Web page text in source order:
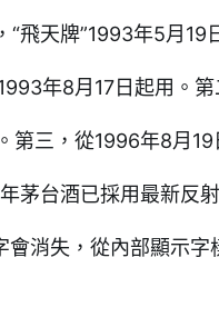
飛天牌”1993年5月19
年8月17日起用。
第三，從1996年8月
茅台酒已採用最新反
消失，從內部顯示字